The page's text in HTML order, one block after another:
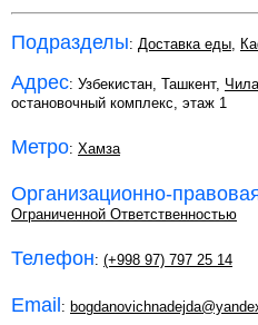
Подразделы: Доставка еды,
Адрес: Узбекистан, Ташкент,
остановочный комплекс, этаж 1
Метро: Хамза
Организационно-
Ограниченной Ответственностью
Телефон: (+998 97) 797 25 14
Email :